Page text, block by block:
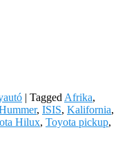
| Tagged Afrika,
, ISIS, Kalifornia,
Hilux, Toyota pickup,